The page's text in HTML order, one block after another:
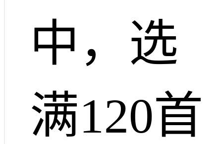
中，选
满120首